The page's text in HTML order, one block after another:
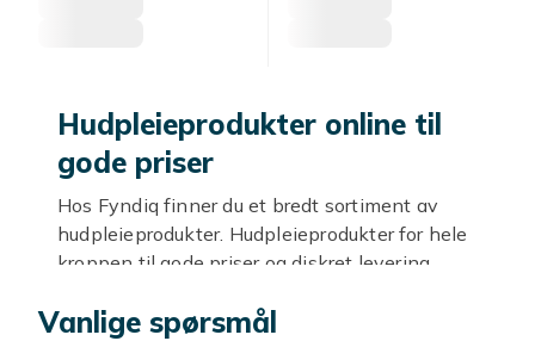
Hudpleieprodukter online til
gode priser
Hos Fyndiq finner du et bredt sortiment av
hudpleieprodukter. Hudpleieprodukter for hele
kroppen til gode priser og diskret levering.
Kvalitet og ingredienser
Vanlige spørsmål